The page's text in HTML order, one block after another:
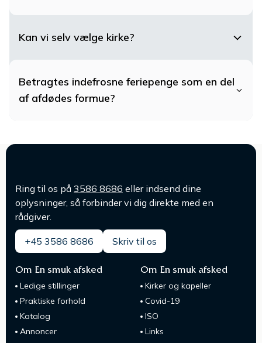
Kan vi selv vælge kirke?
Betragtes indefrosne feriepenge som en del
af afdødes formue?
Ring til os på 3586 8686 eller indsend dine
oplysninger, så forbinder vi dig direkte med en
rådgiver.
+45 3586 8686 Skriv til os
Om En smuk afsked
Ledige stillinger
Praktiske forhold
Katalog
Annoncer
Om En smuk afsked
Kirker og kapeller
Covid-19
ISO
Links